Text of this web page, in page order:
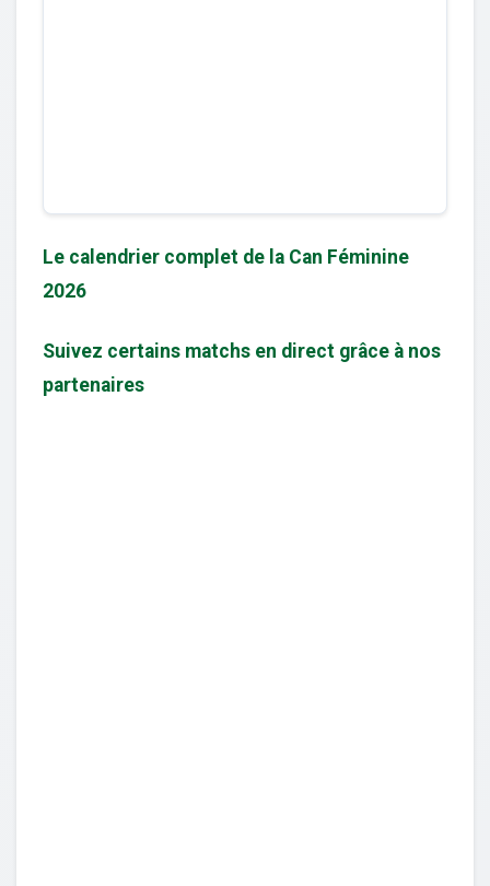
Le calendrier complet de la Can Féminine
2026
Suivez certains matchs en direct grâce à nos
partenaires